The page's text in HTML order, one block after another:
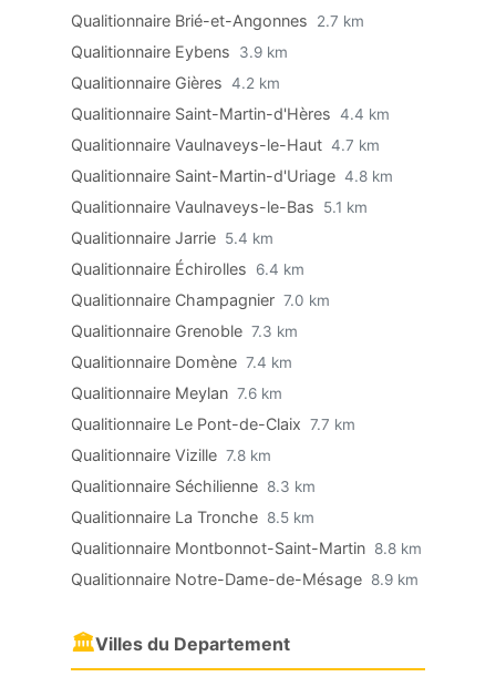
Qualitionnaire Brié-et-Angonnes 2.7 km
Qualitionnaire Eybens 3.9 km
Qualitionnaire Gières 4.2 km
Qualitionnaire Saint-Martin-d'Hères 4.4 km
Qualitionnaire Vaulnaveys-le-Haut 4.7 km
Qualitionnaire Saint-Martin-d'Uriage 4.8 km
Qualitionnaire Vaulnaveys-le-Bas 5.1 km
Qualitionnaire Jarrie 5.4 km
Qualitionnaire Échirolles 6.4 km
Qualitionnaire Champagnier 7.0 km
Qualitionnaire Grenoble 7.3 km
Qualitionnaire Domène 7.4 km
Qualitionnaire Meylan 7.6 km
Qualitionnaire Le Pont-de-Claix 7.7 km
Qualitionnaire Vizille 7.8 km
Qualitionnaire Séchilienne 8.3 km
Qualitionnaire La Tronche 8.5 km
Qualitionnaire Montbonnot-Saint-Martin 8.8 km
Qualitionnaire Notre-Dame-de-Mésage 8.9 km
🏛Villes du Departement